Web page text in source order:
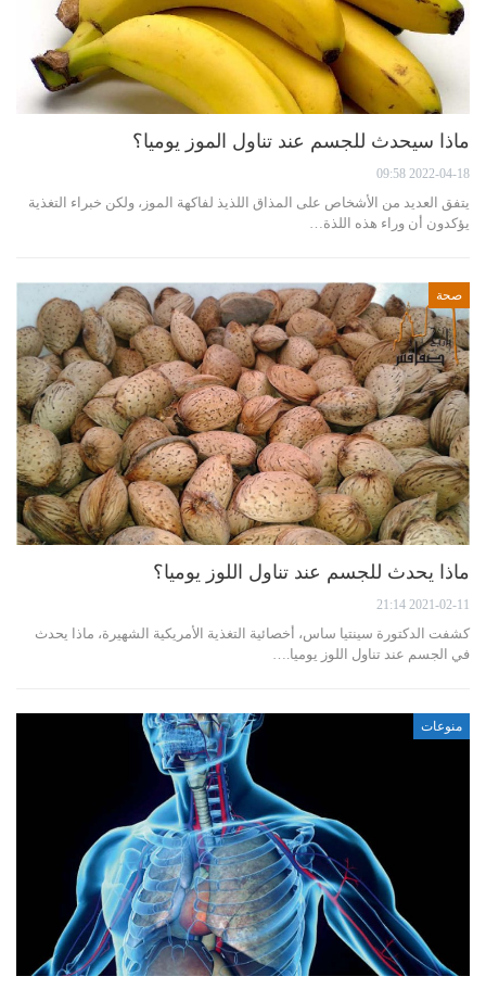
ماذا سيحدث للجسم عند تناول الموز يوميا؟
2022-04-18 09:58
يتفق العديد من الأشخاص على المذاق اللذيذ لفاكهة الموز، ولكن خبراء التغذية
يؤكدون أن وراء هذه اللذة…
صحة
ماذا يحدث للجسم عند تناول اللوز يوميا؟
2021-02-11 21:14
كشفت الدكتورة سينتيا ساس، أخصائية التغذية الأمريكية الشهيرة، ماذا يحدث
في الجسم عند تناول اللوز يوميا.…
منوعات